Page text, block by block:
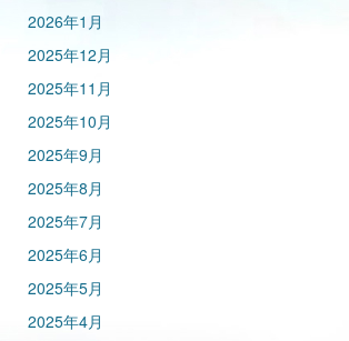
2026年1月
2025年12月
2025年11月
2025年10月
2025年9月
2025年8月
2025年7月
2025年6月
2025年5月
2025年4月